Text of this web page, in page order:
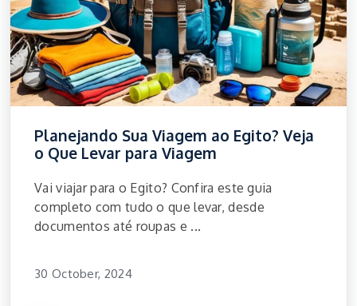
Planejando Sua Viagem ao Egito? Veja
o Que Levar para Viagem
Vai viajar para o Egito? Confira este guia
completo com tudo o que levar, desde
documentos até roupas e ...
30 October, 2024